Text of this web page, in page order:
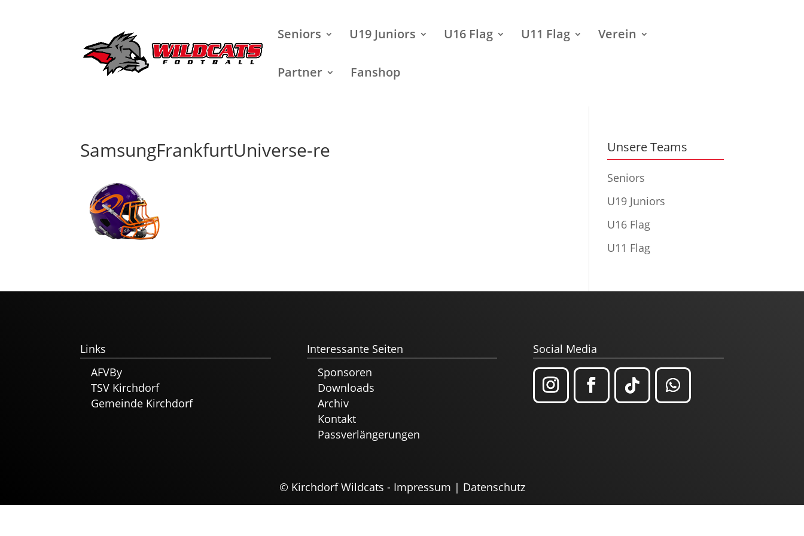
Seniors U19 Juniors U16 Flag U11 Flag Verein
Partner Fanshop
SamsungFrankfurtUniverse-re Unsere Teams
Seniors
U19 Juniors
U16 Flag
U11 Flag
Links
AFVBy
TSV Kirchdorf
Gemeinde Kirchdorf
Interessante Seiten
Sponsoren
Downloads
Archiv
Kontakt
Passverlängerungen
Social Media
© Kirchdorf Wildcats - Impressum | Datenschutz